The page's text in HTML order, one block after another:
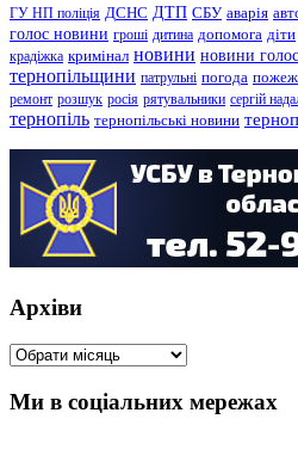
ГУ НП поліція ДСНС ДТП СБУ аварія
голос новини гроші дитина допомога діти
крадіжка кримінал новини новини голос
тернопільщини патрульні погода
ремонт розшук росія рятувальники сергій
тернопіль тернопільські новини
Архіви
Архіви
Ми в соціальних мережах